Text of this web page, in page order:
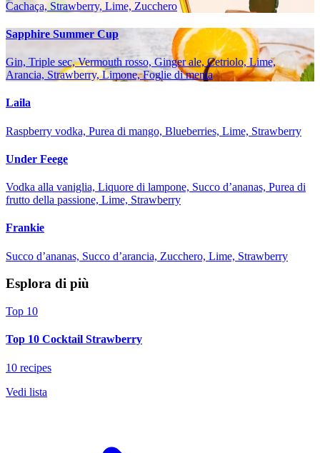
Cachaça, Strawberry, Lime, Zucchero
Sapphire Summer Cup
Gin, Triple sec, Vermouth rosso, Ginger ale, Cetriolo, Lime,
Arancia, Strawberry, Limone, Foglie di menta
Laila
Raspberry vodka, Purea di mango, Blueberries, Lime, Strawberry
Under Feege
Vodka alla vaniglia, Liquore di lampone, Succo d’ananas, Purea di
frutto della passione, Lime, Strawberry
Frankie
Succo d’ananas, Succo d’arancia, Zucchero, Lime, Strawberry
Esplora di più
Top 10
Top 10 Cocktail Strawberry
10 recipes
Vedi lista